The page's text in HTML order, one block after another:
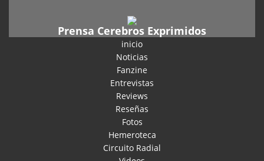
Prensa Cerebros Exprimidos
inicio
Noticias
Fanzine
Entrevistas
Reviews
Reseñas
Fotos
Hemeroteca
Circuito Radial